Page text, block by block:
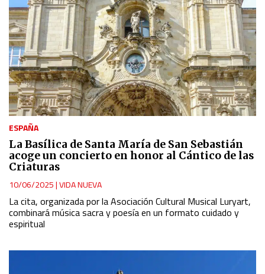
ESPAÑA
La Basílica de Santa María de San Sebastián
acoge un concierto en honor al Cántico de las
Criaturas
10/06/2025|VIDA NUEVA
La cita, organizada por la Asociación Cultural Musical Luryart,
combinará música sacra y poesía en un formato cuidado y
espiritual